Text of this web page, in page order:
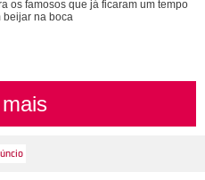
Bruna Biancardi se declara para
orgulho de vo...
os famosos que já ficaram um tempo
beijar na boca